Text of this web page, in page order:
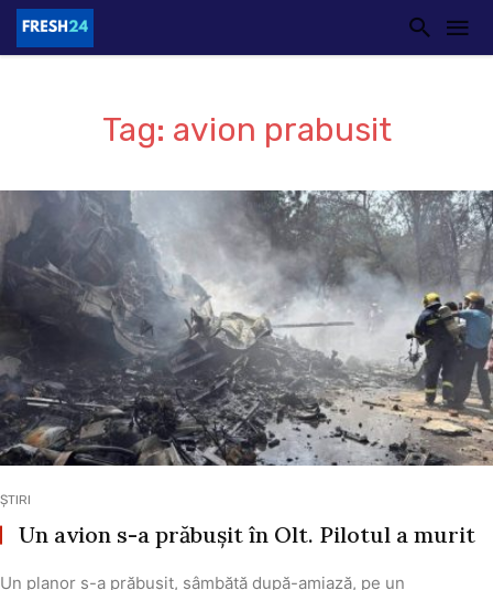
Tag: avion prabusit
ȘTIRI
Un avion s-a prăbușit în Olt. Pilotul a murit
Un planor s-a prăbuşit, sâmbătă după-amiază, pe un